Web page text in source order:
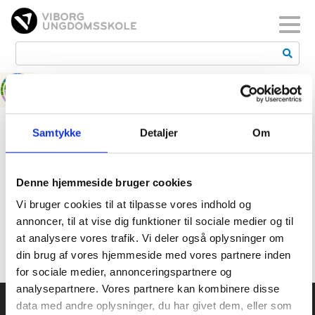
Samtykke Detaljer Om
Denne hjemmeside bruger cookies
Vi bruger cookies til at tilpasse vores indhold og
annoncer, til at vise dig funktioner til sociale medier og til
at analysere vores trafik. Vi deler også oplysninger om
din brug af vores hjemmeside med vores partnere inden
for sociale medier, annonceringspartnere og
analysepartnere. Vores partnere kan kombinere disse
data med andre oplysninger, du har givet dem, eller som
Søren Nivaa
Lærer, 10. Erhverv